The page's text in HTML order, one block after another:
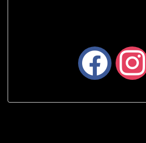
facebook instagram